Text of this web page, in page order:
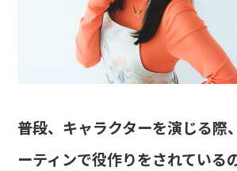
――普段、キャラクターを演じる
ーティンで役作りをされている